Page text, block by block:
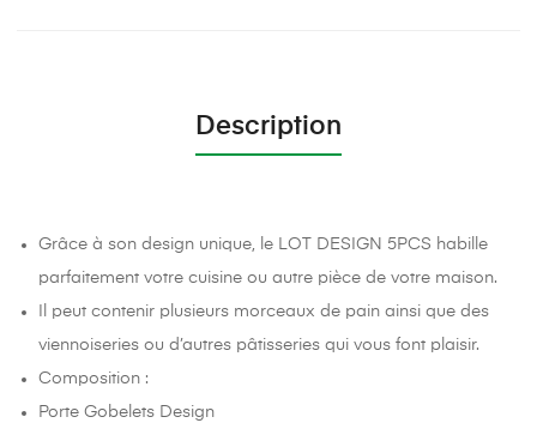
Description
Grâce à son design unique, le LOT DESIGN 5PCS habille
parfaitement votre cuisine ou autre pièce de votre maison.
Il peut contenir plusieurs morceaux de pain ainsi que des
viennoiseries ou d’autres pâtisseries qui vous font plaisir.
Composition :
Porte Gobelets Design